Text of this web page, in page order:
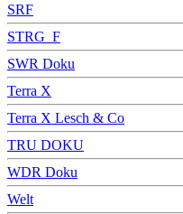
SRF
STRG_F
SWR Doku
Terra X
Terra X Lesch & Co
TRU DOKU
WDR Doku
Welt